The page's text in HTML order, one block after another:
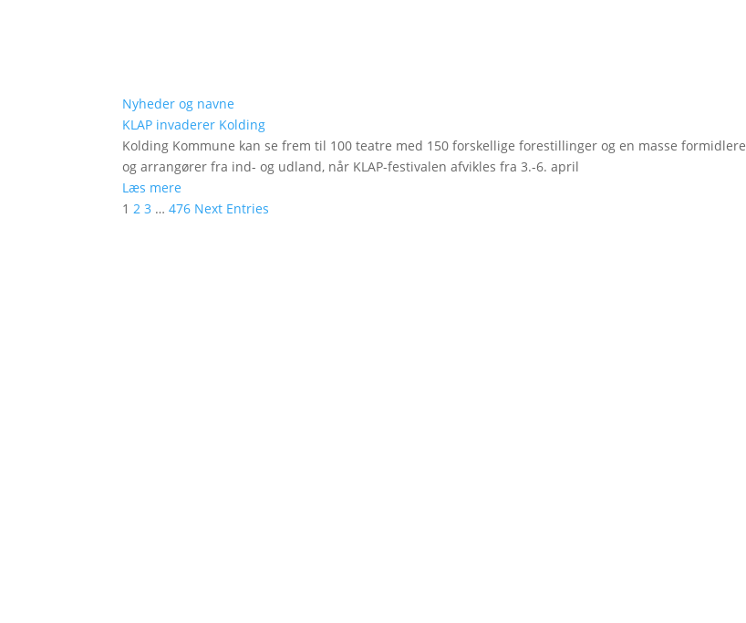
Nyheder og navne
KLAP invaderer Kolding
Kolding Kommune kan se frem til 100 teatre med 150 forskellige forestillinger og en masse formidlere
og arrangører fra ind- og udland, når KLAP-festivalen afvikles fra 3.-6. april
Læs mere
1 2 3 … 476 Next Entries